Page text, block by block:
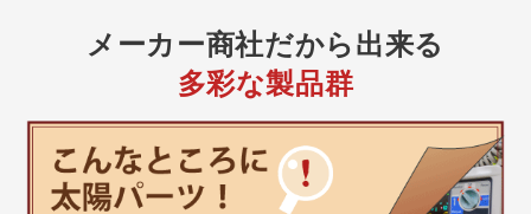
メーカー商社だから出来る
多彩な製品群